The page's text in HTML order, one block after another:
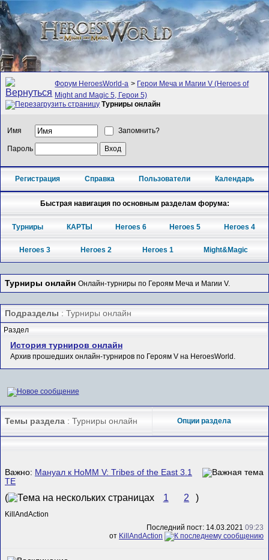
Форум HeroesWorld-а > Герои Меча и Магии V (Heroes of
Might and Magic 5, Герои 5)
Турниры онлайн
Имя Запомнить?
Пароль
Регистрация Справка Пользователи Календарь
Быстрая навигация по основным разделам форума:
Турниры КАРТЫ Heroes 6 Heroes 5 Heroes 4
Heroes 3 Heroes 2 Heroes 1 Might&Magic
Турниры онлайн Онлайн-турниры по Героям Меча и Магии V.
Подразделы : Турниры онлайн
Раздел
История турниров онлайн
Архив прошедших онлайн-турниров по Героям V на HeroesWorld.
Темы раздела : Турниры онлайн Опции раздела
Важно: Мануал к HoMM V: Tribes of the East 3.1
ТЕ
( 1 2 )
KillAndAction
Последний пост: 14.03.2021 09:23
от KillAndAction